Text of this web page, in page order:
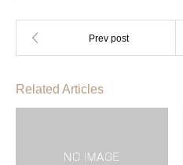
Related Articles